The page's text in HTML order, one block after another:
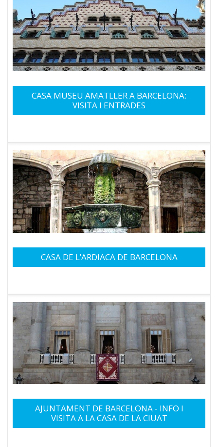
CASA MUSEU AMATLLER A BARCELONA:
VISITA I ENTRADES
CASA DE L’ARDIACA DE BARCELONA
AJUNTAMENT DE BARCELONA - INFO I
VISITA A LA CASA DE LA CIUAT